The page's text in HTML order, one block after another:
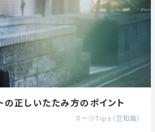
の正しいたたみ方のポイント
スーツTips（豆知識）